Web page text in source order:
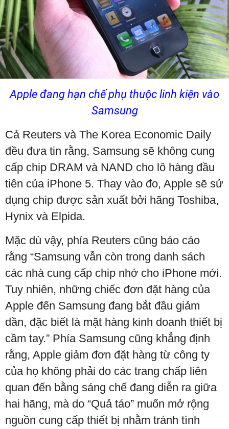
Apple đang hạn chế phụ thuộc linh kiện vào
Samsung
Cả Reuters và The Korea Economic Daily
đều đưa tin rằng, Samsung sẽ không cung
cấp chip DRAM và NAND cho lô hàng đầu
tiên của iPhone 5. Thay vào đo, Apple sẽ sử
dụng chip được sản xuất bởi hãng Toshiba,
Hynix và Elpida.
Mặc dù vậy, phía Reuters cũng báo cáo
rằng “Samsung vẫn còn trong danh sách
các nhà cung cấp chip nhớ cho iPhone mới.
Tuy nhiên, những chiếc đơn đặt hàng của
Apple đến Samsung đang bắt đầu giảm
dần, đặc biết là mặt hàng kinh doanh thiết bị
cầm tay.” Phía Samsung cũng khẳng định
rằng, Apple giảm đơn đặt hàng từ công ty
của họ không phải do các trang chấp liên
quan đến bằng sáng chế đang diễn ra giữa
hai hãng, mà do “Quả táo” muốn mở rộng
nguồn cung cấp thiết bị nhằm tránh tình